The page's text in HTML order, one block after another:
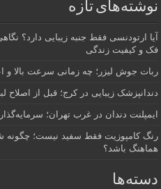
نوشته‌های تازه
آیا ارتودنسی فقط جنبه زیبایی دارد؟
فک و کیفیت زندگی
ربات جوش لیزر؛ چه زمانی سرعت بالا و
دندانپزشک زیبایی در کرج؛ قبل از اصلاح
ایمپلنت دندان در غرب تهران؛
رنگ کامپوزیت فقط سفید نیست؛ چگونه
هماهنگ باشد؟
دسته‌ها